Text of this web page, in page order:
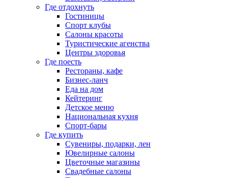
Где отдохнуть
Гостиницы
Спорт клубы
Салоны красоты
Туристические агенства
Центры здоровья
Где поесть
Рестораны, кафе
Бизнес-ланч
Еда на дом
Кейтеринг
Детское меню
Национальная кухня
Спорт-бары
Где купить
Сувениры, подарки, лен
Ювелирные салоны
Цветочные магазины
Свадебные салоны